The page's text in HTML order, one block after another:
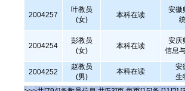
2004257
叶教员
(女)
本科在读
安徽
2004254
彭教员
(女)
本科在读
安庆
信息
2004252
赵教员
(男)
本科在读
安
生